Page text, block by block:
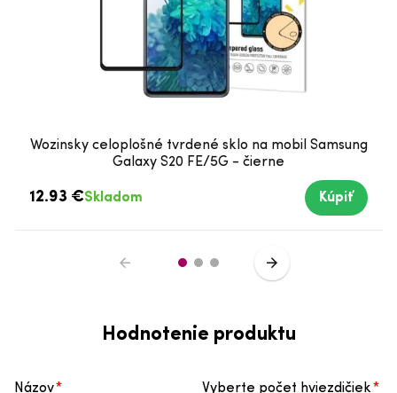
Wozinsky celoplošné tvrdené sklo na mobil Samsung
Galaxy S20 FE/5G - čierne
12.93 €Skladom Kúpiť
Hodnotenie produktu
Názov Vyberte počet hviezdičiek